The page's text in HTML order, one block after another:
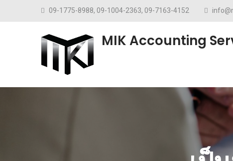
Skip to content09-1775-8988, 09-1004-2363, 09-7163-4152
MIK Accounting